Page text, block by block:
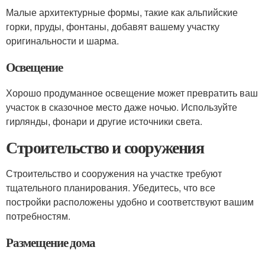
Малые архитектурные формы, такие как альпийские
горки, пруды, фонтаны, добавят вашему участку
оригинальности и шарма.
Освещение
Хорошо продуманное освещение может превратить ваш
участок в сказочное место даже ночью. Используйте
гирлянды, фонари и другие источники света.
Строительство и сооружения
Строительство и сооружения на участке требуют
тщательного планирования. Убедитесь, что все
постройки расположены удобно и соответствуют вашим
потребностям.
Размещение дома